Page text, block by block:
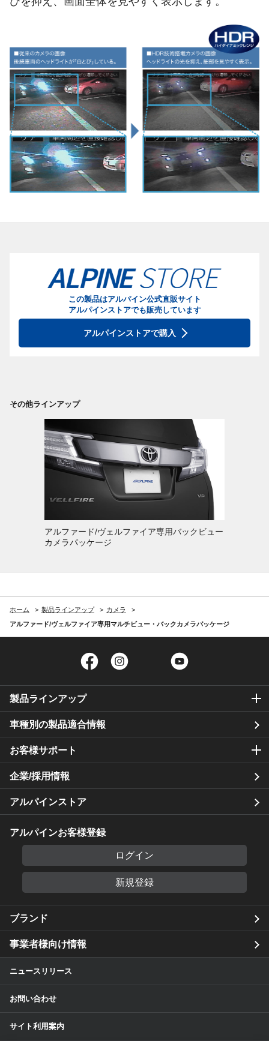
この製品はアルパイン公式直販サイト
アルパインストアでも販売しています
アルパインストアで購入
その他ラインアップ
アルファード/ヴェルファイア専用バックビュー
カメラパッケージ
ホーム 製品ラインアップ
カメラ
アルファード/ヴェルファイア専用マルチビュー・バックカメラパッケージ
Facebook Twitter
製品ラインアップ
車種別の製品適合情報
お客様サポート
企業/採用情報
アルパインストア
アルパインお客様登録
ログイン
新規登録
ブランド
事業者様向け情報
ニュースリリース
お問い合わせ
サイト利用案内